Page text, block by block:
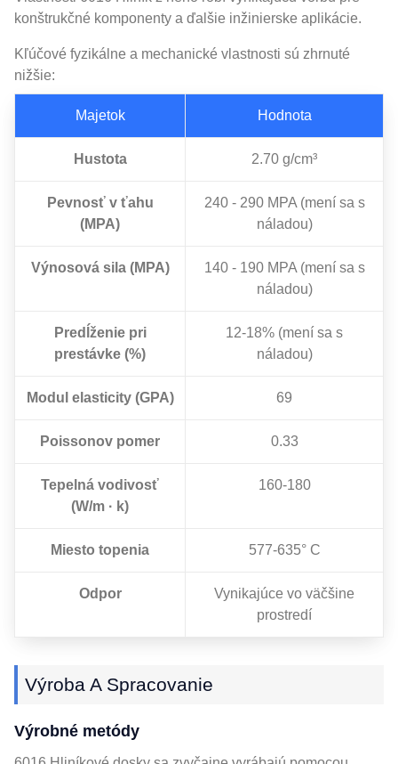
konštrukčné komponenty a ďalšie inžinierske aplikácie.
Kľúčové fyzikálne a mechanické vlastnosti sú zhrnuté
nižšie:
Majetok Hodnota
Hustota 2.70 g/cm³
Pevnosť v ťahu
(MPA)
240 - 290 MPA (mení sa s
náladou)
Výnosová sila (MPA)
140 - 190 MPA (mení sa s
náladou)
Predĺženie pri
prestávke (%)
12-18% (mení sa s
náladou)
Modul elasticity (GPA) 69
Poissonov pomer 0.33
Tepelná vodivosť
(W/m · k)
160-180
Miesto topenia 577-635° C
Odpor
Vynikajúce vo väčšine
prostredí
Výroba A Spracovanie
Výrobné metódy